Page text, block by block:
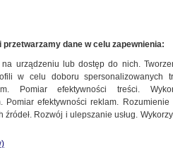
moskiewskiego zoo
dane w celu zapewnienia:
na urządzeniu lub dostęp do nich.
w celu doboru spersonalizowanych
Pomiar efektywności treści.
Pomiar efektywności reklam.
źródeł. Rozwój i ulepszanie usług.